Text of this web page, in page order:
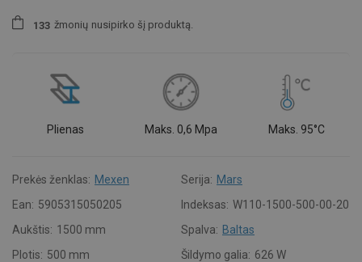
1 33 žmonių nusipirko šį produktą.
Plienas Maks. 0,6 Mpa Maks. 95°C
Prekės ženklas: Mexen Serija: Mars
Ean: 5905315050205 Indeksas: W110-1500-500-00-20
Aukštis: 1500 mm Spalva: Baltas
Plotis: 500 mm Šildymo galia: 626 W